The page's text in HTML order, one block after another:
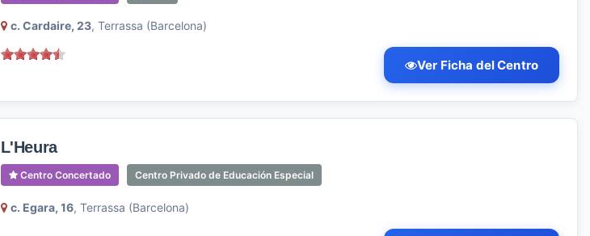
c. Cardaire, 23, Terrassa (Barcelona)
Ver Ficha del Centro
L'Heura
Centro Concertado Centro Privado de Educación Especial
c. Egara, 16, Terrassa (Barcelona)